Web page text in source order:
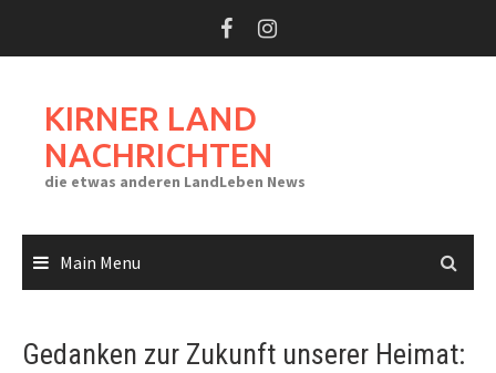
KIRNER LAND
NACHRICHTEN
die etwas anderen LandLeben News
Main Menu
Gedanken zur Zukunft unserer Heimat: